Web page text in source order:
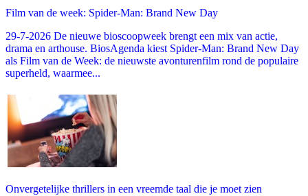
Film van de week: Spider-Man: Brand New Day
29-7-2026 De nieuwe bioscoopweek brengt een mix van actie,
drama en arthouse. BiosAgenda kiest Spider-Man: Brand New Day
als Film van de Week: de nieuwste avonturenfilm rond de populaire
superheld, waarmee...
Onvergetelijke thrillers in een vreemde taal die je moet zien